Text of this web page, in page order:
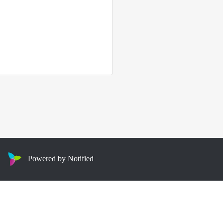
Powered by Notified